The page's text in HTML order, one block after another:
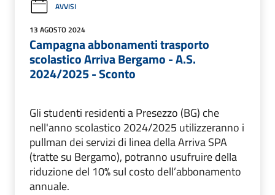
AVVISI
13 AGOSTO 2024
Campagna abbonamenti trasporto
scolastico Arriva Bergamo - A.S.
2024/2025 - Sconto
Gli studenti residenti a Presezzo (BG) che
nell'anno scolastico 2024/2025 utilizzeranno i
pullman dei servizi di linea della Arriva SPA
(tratte su Bergamo), potranno usufruire della
riduzione del 10% sul costo dell’abbonamento
annuale.